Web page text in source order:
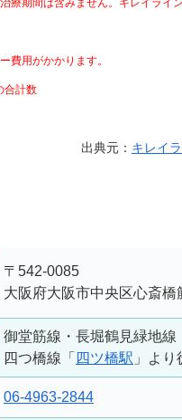
療期間は含みません。キレイライ
費⽤がかかります。
合計数
出典元： キレイ
〒542-0085
大阪府大阪市中央区心斎
御堂筋線・長堀鶴見緑地線
四つ橋線「 四ツ橋駅 」よ
06-4963-2844